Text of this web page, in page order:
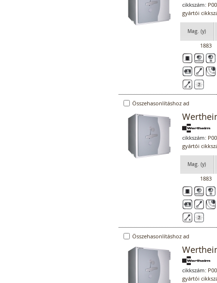
cikkszám:
gyártói
Mag. (y)
1883
Összehasonlításhoz ad
cikkszám:
gyártói
Mag. (y)
1883
Összehasonlításhoz ad
cikkszám:
gyártói